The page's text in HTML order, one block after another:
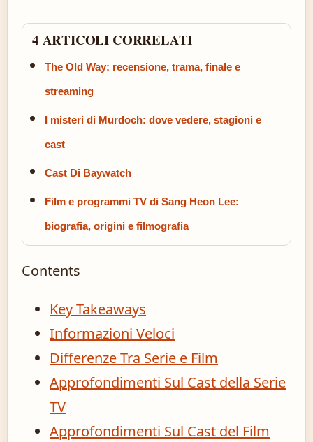
4 ARTICOLI CORRELATI
The Old Way: recensione, trama, finale e
streaming
I misteri di Murdoch: dove vedere, stagioni e
cast
Cast Di Baywatch
Film e programmi TV di Sang Heon Lee:
biografia, origini e filmografia
Contents
Key Takeaways
Informazioni Veloci
Differenze Tra Serie e Film
Approfondimenti Sul Cast della Serie
TV
Approfondimenti Sul Cast del Film